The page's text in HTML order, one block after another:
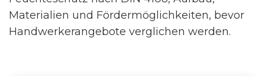
Materialien und Fördermöglichkeiten, bevor
Handwerkerangebote verglichen werden.